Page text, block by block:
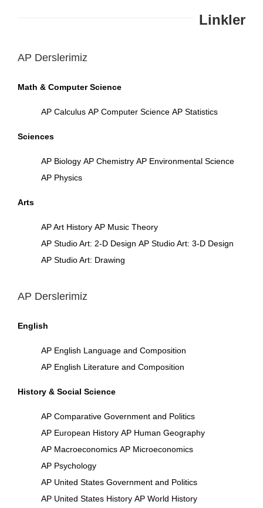
Linkler
AP Derslerimiz
Math & Computer Science
AP Calculus AP Computer Science AP Statistics
Sciences
AP Biology AP Chemistry AP Environmental Science
AP Physics
Arts
AP Art History AP Music Theory
AP Studio Art: 2-D Design AP Studio Art: 3-D Design
AP Studio Art: Drawing
AP Derslerimiz
English
AP English Language and Composition
AP English Literature and Composition
History & Social Science
AP Comparative Government and Politics
AP European History AP Human Geography
AP Macroeconomics AP Microeconomics
AP Psychology
AP United States Government and Politics
AP United States History AP World History